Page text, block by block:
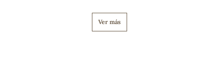
Ver más